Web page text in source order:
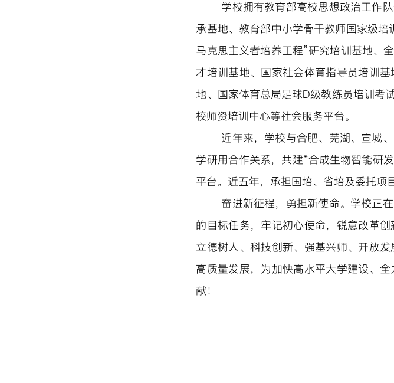
学校拥有教育部高校思想政治工作
承基地、教育部中小学骨干教师国家级
马克思主义者培养工程”研究培训基地、
才培训基地、国家社会体育指导员培训
地、国家体育总局足球D级教练员培训考
校师资培训中心等社会服务平台。
近年来，学校与合肥、芜湖、宣城
学研用合作关系，共建“合成生物智能研
平台。近五年，承担国培、省培及委托项
奋进新征程，勇担新使命。学校正
的目标任务，牢记初心使命，锐意改革
立德树人、科技创新、强基兴师、开放
高质量发展，为加快高水平大学建设、
献！